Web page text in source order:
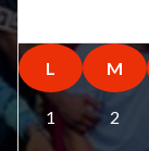
L M
1 2